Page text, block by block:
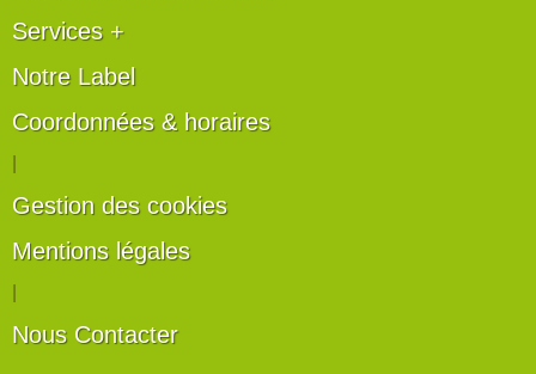
Services +
Notre Label
Coordonnées & horaires
Gestion des cookies
Mentions légales
Nous Contacter